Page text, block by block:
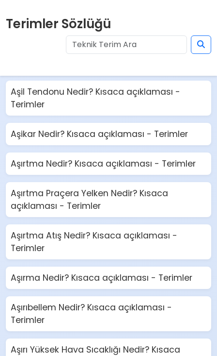
Terimler Sözlüğü
Aşil Tendonu Nedir? Kısaca açıklaması -
Terimler
Aşikar Nedir? Kısaca açıklaması - Terimler
Aşırtma Nedir? Kısaca açıklaması - Terimler
Aşırtma Praçera Yelken Nedir? Kısaca
açıklaması - Terimler
Aşırtma Atış Nedir? Kısaca açıklaması -
Terimler
Aşırma Nedir? Kısaca açıklaması - Terimler
Aşırıbellem Nedir? Kısaca açıklaması -
Terimler
Aşırı Yüksek Hava Sıcaklığı Nedir? Kısaca